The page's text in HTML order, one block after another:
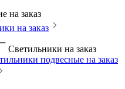
на заказ
на заказ
Светильники на заказ
подвесные на заказ